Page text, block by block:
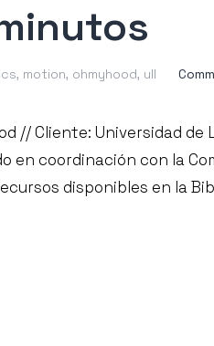
, motion, ohmyhood, ull
// Cliente: Universidad de
en coordinación con la
disponibles en la